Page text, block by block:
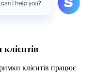
клієнтів працює